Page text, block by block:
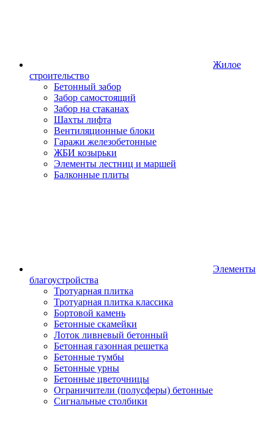
Жилое
строительство
Бетонный забор
Забор самостоящий
Забор на стаканах
Шахты лифта
Вентиляционные блоки
Гаражи железобетонные
ЖБИ козырьки
Элементы лестниц и маршей
Балконные плиты
Элементы
благоустройства
Тротуарная плитка
Тротуарная плитка классика
Бортовой камень
Бетонные скамейки
Лоток ливневый бетонный
Бетонная газонная решетка
Бетонные тумбы
Бетонные урны
Бетонные цветочницы
Ограничители (полусферы) бетонные
Сигнальные столбики